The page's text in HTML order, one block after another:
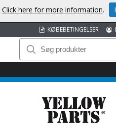
KØBEBETINGELSER
Click here for more information.